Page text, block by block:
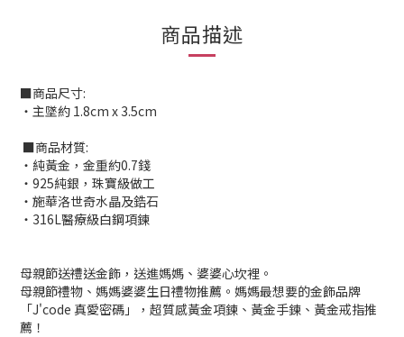
商品描述
■商品尺寸:
‧主墜約 1.8cm x 3.5cm
■商品材質:
‧純黃金，金重約0.7錢
‧925純銀，珠寶級做工
‧施華洛世奇水晶及鋯石
‧316L醫療級白鋼項鍊
母親節送禮送金飾，送進媽媽、婆婆心坎裡。
母親節禮物、媽媽婆婆生日禮物推薦。媽媽最想要的金飾品牌
「J'code 真愛密碼」，超質感黃金項鍊、黃金手鍊、黃金戒指推
薦！